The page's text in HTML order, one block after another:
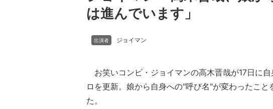
は進んでいます」
ジョイマン
お笑いコンビ・ジョイマンの高木晋哉が17日に
ロを更新。娘から自身への"呼び名"が変わったこと
た。